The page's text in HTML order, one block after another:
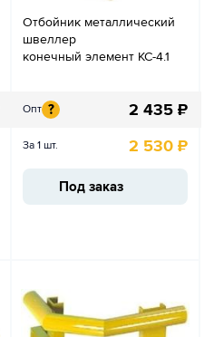
Отбойник металлический
швеллер
конечный элемент КС-4.1
Опт ? 2 435 ₽
За 1 шт. 2 530 ₽
Под заказ